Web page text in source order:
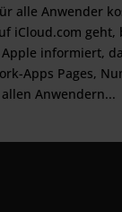
alle Anwender
iCloud.com geht,
informiert,
Apps Pages,
Anwendern...